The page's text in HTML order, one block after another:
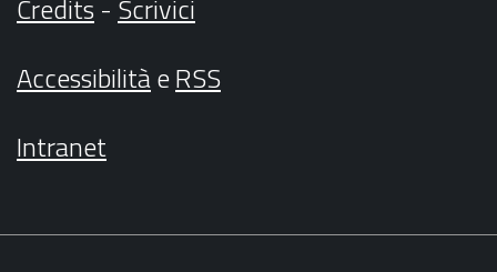
Credits- Scrivici
AccessibilitàeRSS
Intranet